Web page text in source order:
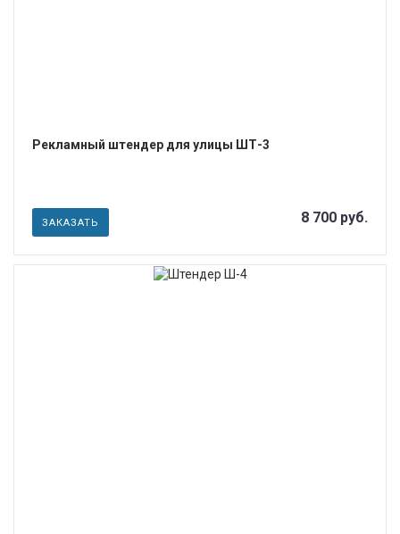
Рекламный штендер для улицы ШТ-3
ЗАКАЗАТЬ 8 700 руб.